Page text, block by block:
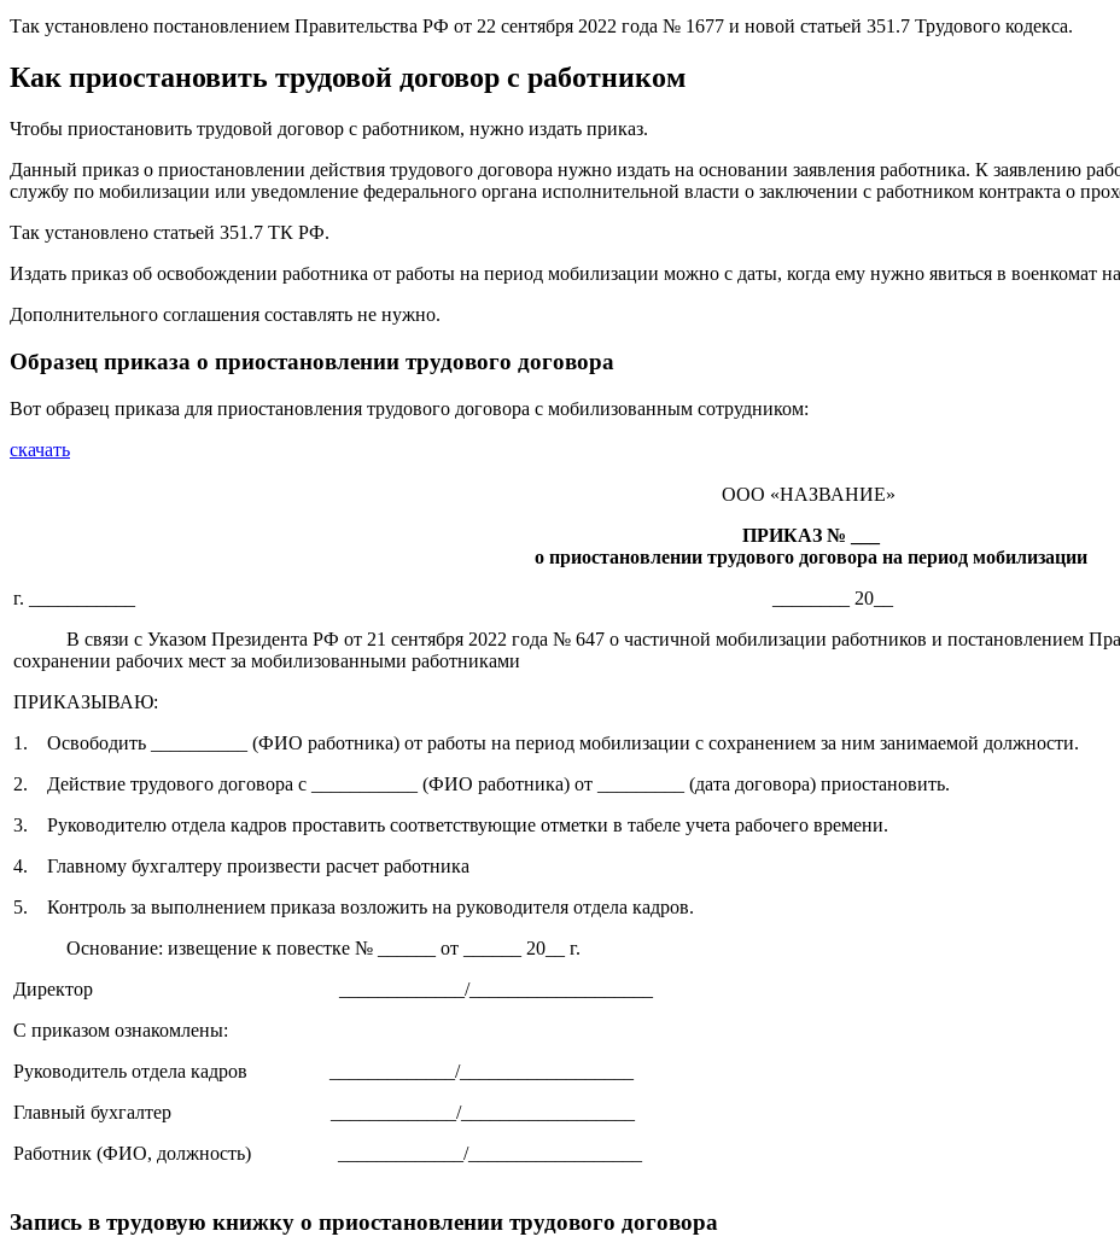
Так установлено постановлением Правительства РФ от 22 сентября 2022 года № 1677 и новой статьей 351.7 Трудового кодекса.
Как приостановить трудовой договор с работником
Чтобы приостановить трудовой договор с работником, нужно издать приказ.
Данный приказ о приостановлении действия трудового договора нужно издать на основании заявления работника. К заявлению
службу по мобилизации или уведомление федерального органа исполнительной власти о заключении с работником контракта о
Так установлено статьей 351.7 ТК РФ.
Издать приказ об освобождении работника от работы на период мобилизации можно с даты, когда ему нужно явиться в военкомат
Дополнительного соглашения составлять не нужно.
Образец приказа о приостановлении трудового договора
Вот образец приказа для приостановления трудового договора с мобилизованным сотрудником:
скачать
ООО «НАЗВАНИЕ»
ПРИКАЗ № ___
о приостановлении трудового договора на период мобилизации
г. ___________ ________ 20__
В связи с Указом Президента РФ от 21 сентября 2022 года № 647 о частичной мобилизации работников и постановлением
сохранении рабочих мест за мобилизованными работниками
ПРИКАЗЫВАЮ:
1. Освободить __________ (ФИО работника) от работы на период мобилизации с сохранением за ним занимаемой должности.
2. Действие трудового договора с ___________ (ФИО работника) от _________ (дата договора) приостановить.
3. Руководителю отдела кадров проставить соответствующие отметки в табеле учета рабочего времени.
4. Главному бухгалтеру произвести расчет работника
5. Контроль за выполнением приказа возложить на руководителя отдела кадров.
Основание: извещение к повестке № ______ от ______ 20__ г.
Директор _____________/___________________
С приказом ознакомлены:
Руководитель отдела кадров _____________/__________________
Главный бухгалтер _____________/__________________
Работник (ФИО, должность) _____________/__________________
Запись в трудовую книжку о приостановлении трудового договора